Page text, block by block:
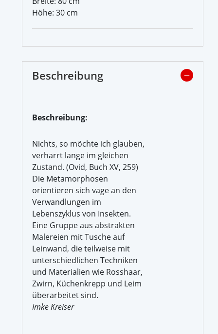
Höhe: 30 cm
Beschreibung
Beschreibung:
Nichts, so möchte ich glauben,
verharrt lange im gleichen
Zustand. (Ovid, Buch XV, 259)
Die Metamorphosen
orientieren sich vage an den
Verwandlungen im
Lebenszyklus von Insekten.
Eine Gruppe aus abstrakten
Malereien mit Tusche auf
Leinwand, die teilweise mit
unterschiedlichen Techniken
und Materialien wie Rosshaar,
Zwirn, Küchenkrepp und Leim
überarbeitet sind.
Imke Kreiser